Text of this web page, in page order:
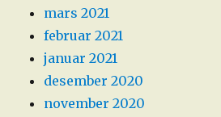
mars 2021
februar 2021
januar 2021
desember 2020
november 2020